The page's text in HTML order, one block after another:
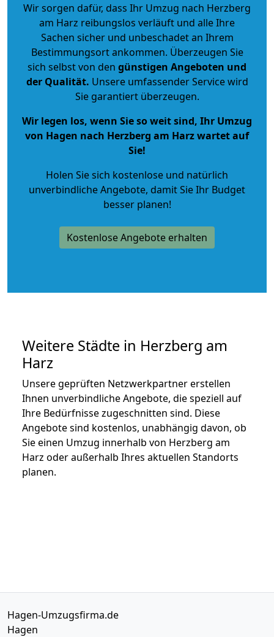
Wir sorgen dafür, dass Ihr Umzug nach Herzberg
am Harz reibungslos verläuft und alle Ihre
Sachen sicher und unbeschadet an Ihrem
Bestimmungsort ankommen. Überzeugen Sie
sich selbst von den günstigen Angeboten und
der Qualität. Unsere umfassender Service wird
Sie garantiert überzeugen.
Wir legen los, wenn Sie so weit sind, Ihr Umzug
von Hagen nach Herzberg am Harz wartet auf
Sie!
Holen Sie sich kostenlose und natürlich
unverbindliche Angebote, damit Sie Ihr Budget
besser planen!
Kostenlose Angebote erhalten
Weitere Städte in Herzberg am
Harz
Unsere geprüften Netzwerkpartner erstellen
Ihnen unverbindliche Angebote, die speziell auf
Ihre Bedürfnisse zugeschnitten sind. Diese
Angebote sind kostenlos, unabhängig davon, ob
Sie einen Umzug innerhalb von Herzberg am
Harz oder außerhalb Ihres aktuellen Standorts
planen.
Hagen-Umzugsfirma.de
Hagen